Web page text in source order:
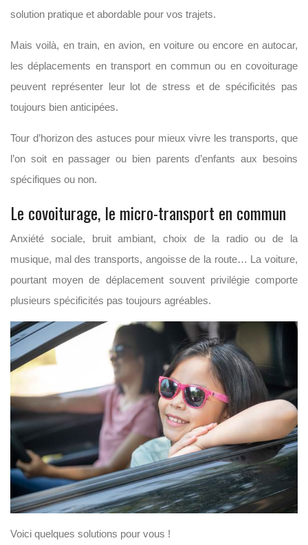
solution pratique et abordable pour vos trajets.
Mais voilà, en train, en avion, en voiture ou encore en autocar,
les déplacements en transport en commun ou en covoiturage
peuvent représenter leur lot de stress et de spécificités pas
toujours bien anticipées.
Tour d’horizon des astuces pour mieux vivre les transports, que
l’on soit en passager ou bien parents d’enfants aux besoins
spécifiques ou non.
Le covoiturage, le micro-transport en commun
Anxiété sociale, bruit ambiant, choix de la radio ou de la
musique, mal des transports, angoisse de la route… La voiture,
pourtant moyen de déplacement souvent privilégie comporte
plusieurs spécificités pas toujours agréables.
Voici quelques solutions pour vous !